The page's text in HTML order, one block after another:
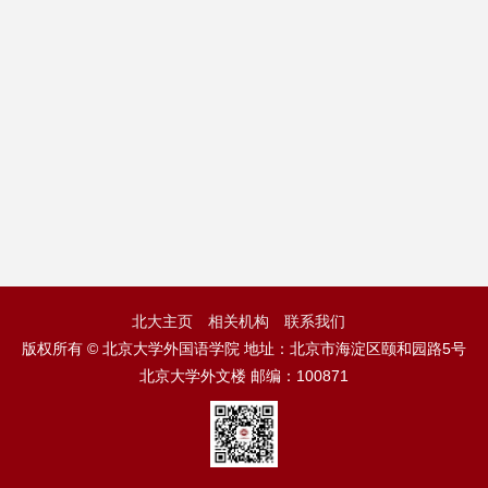
北大主页 相关机构
联系我们
版权所有 © 北京大学外国语学院 地址：北京市海淀区颐和园路5号
北京大学外文楼 邮编：100871